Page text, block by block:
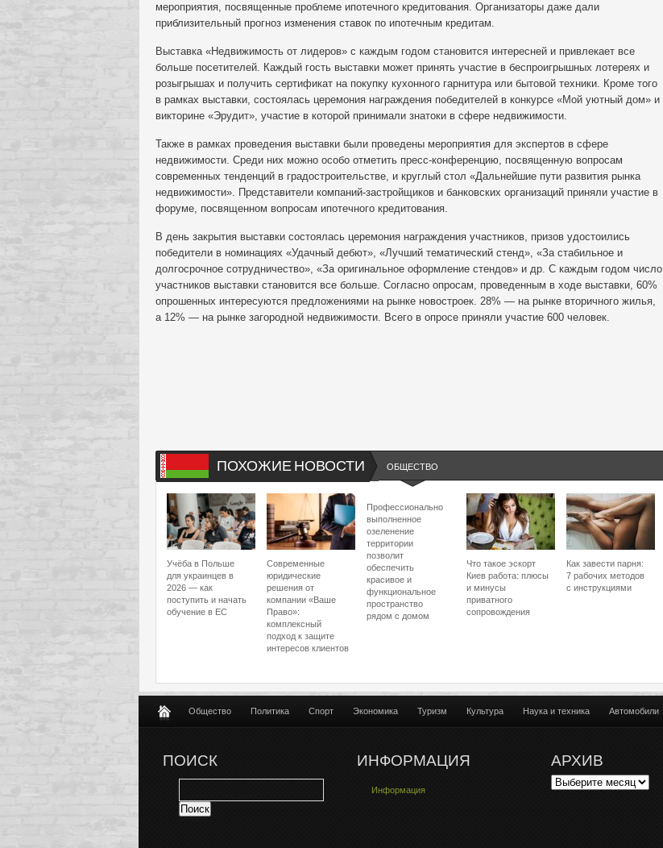
мероприятия, посвященные проблеме ипотечного кредитования. Организаторы даже дали
приблизительный прогноз изменения ставок по ипотечным кредитам.
Выставка «Недвижимость от лидеров» с каждым годом становится интересней и привлекает все
больше посетителей. Каждый гость выставки может принять участие в беспроигрышных лотереях и
розыгрышах и получить сертификат на покупку кухонного гарнитура или бытовой техники. Кроме того
в рамках выставки, состоялась церемония награждения победителей в конкурсе «Мой уютный дом» и
викторине «Эрудит», участие в которой принимали знатоки в сфере недвижимости.
Также в рамках проведения выставки были проведены мероприятия для экспертов в сфере
недвижимости. Среди них можно особо отметить пресс-конференцию, посвященную вопросам
современных тенденций в градостроительстве, и круглый стол «Дальнейшие пути рaзвития рынкa
недвижимости». Представители компаний-застройщиков и банковских организаций приняли участие в
форуме, посвященном вопросам ипотечного кредитования.
В день закрытия выставки состоялась церемония награждения участников, призов удостоились
победители в номинациях «Удачный дебют», «Лучший тематический стенд», «За стабильное и
долгосрочное сотрудничество», «За оригинальное оформление стендов» и др. С каждым годом число
участников выставки становится все больше. Согласно опросам, проведенным в ходе выставки, 60%
опрошенных интересуются предложениями на рынке новостроек. 28% — на рынке вторичного жилья,
а 12% — на рынке загородной недвижимости. Всего в опросе приняли участие 600 человек.
ПОХОЖИЕ НОВОСТИ ОБЩЕСТВО
Учёба в Польше
для украинцев в
2026 — как
поступить и начать
обучение в ЕС
Современные
юридические
решения от
компании «Ваше
Право»:
комплексный
подход к защите
интересов клиентов
Профессионально
выполненное
озеленение
территории
позволит
обеспечить
красивое и
функциональное
пространство
рядом с домом
Что такое эскорт
Киев работа: плюсы
и минусы
приватного
сопровождения
Как завести парня:
7 рабочих методов
с инструкциями
Общество Политика Спорт Экономика Туризм Культура Наука и техника Автомобили
ПОИСК ИНФОРМАЦИЯ
Информация
АРХИВ